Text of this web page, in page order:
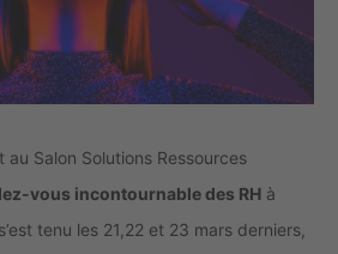
au Salon Solutions Ressources
vous incontournable des RH à
tenu les 21,22 et 23 mars derniers,